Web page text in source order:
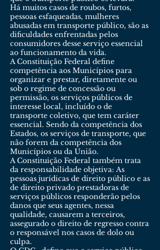
Há muitos casos de roubos, furtos,
pessoas esfaqueadas, mulheres
abusadas em transporte público, são as
dificuldades enfrentadas pelos
consumidores desse serviço essencial
ao funcionamento da vida.
A Constituição Federal define
competência aos Municípios para
organizar e prestar, diretamente ou
sob o regime de concessão ou
permissão, os serviços públicos de
interesse local, incluído o de
transporte coletivo, que tem caráter
essencial. Sendo da competência dos
Estados, os serviços de transporte, que
não forem da competência dos
Municípios ou da União.
A Constituição Federal também trata
da responsabilidade objetiva: As
pessoas jurídicas de direito público e as
de direito privado prestadoras de
serviços públicos responderão pelos
danos que seus agentes, nessa
qualidade, causarem a terceiros,
assegurado o direito de regresso contra
o responsável nos casos de dolo ou
culpa.